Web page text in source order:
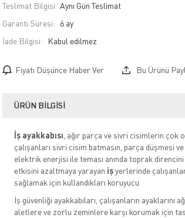
Teslimat Bilgisi Aynı Gün Teslimat
Garanti Süresi: 6 ay
İade Bilgisi:
Fiyatı Düşünce Haber Ver Bu Ürünü
ÜRÜN BILGISI
İş ayakkabısı , ağır parça ve sivri cisimlerin çok
çalışanları sivri cisim batmasın, parça düşmesi ve
elektrik enerjisi ile teması anında toprak
etkisini azaltmaya yarayan işyerlerinde
sağlamak için kullandıkları koruyucu
İş güvenliği ayakkabıları, çalışanların ayaklarını
aletlere ve zorlu zeminlere karşı korumak için